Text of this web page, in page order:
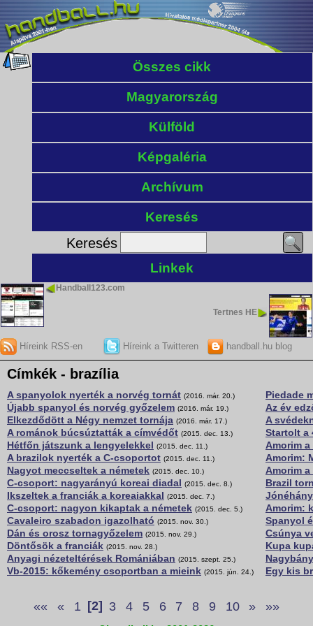
Összes cikk
Magyarország
Külföld
Képgaléria
Archívum
Keresés
Keresés
Linkek
Handball123.com
Tertnes HE
Híreink RSS-en Híreink a Twitteren handball.hu blog
Címkék - brazília
A spanyolok nyerték a norvég tornát (2016. már. 20.)
Újabb spanyol és norvég győzelem (2016. már. 19.)
Elkezdődött a Négy nemzet tornája (2016. már. 17.)
A románok búcsúztatták a címvédőt (2015. dec. 13.)
Hétfőn játszunk a lengyelekkel (2015. dec. 11.)
A brazilok nyerték a C-csoportot (2015. dec. 11.)
Nagyot meccseltek a németek (2015. dec. 10.)
C-csoport: nagyarányú koreai diadal (2015. dec. 8.)
Ikszeltek a franciák a koreaiakkal (2015. dec. 7.)
C-csoport: nagyon kikaptak a németek (2015. dec. 5.)
Cavaleiro szabadon igazolható (2015. nov. 30.)
Dán és orosz tornagyőzelem (2015. nov. 29.)
Döntősök a franciák (2015. nov. 28.)
Anyagi nézeteltérések Romániában (2015. szept. 25.)
Vb-2015: kőkemény csoportban a mieink (2015. jún. 24.)
Piedade
Az év
A
Startolt a
Amorim
Amorim:
Amorim
Brazil
Amorim:
Spanyol
Csúnya
Kupa
Egy kis
«« « 1 [2] 3 4 5 6 7 8 9 10 » »»